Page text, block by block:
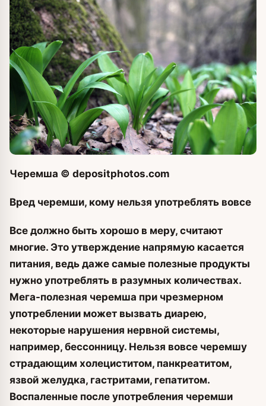
Черемша © depositphotos.com
Вред черемши, кому нельзя употреблять вовсе
Все должно быть хорошо в меру, считают
многие. Это утверждение напрямую касается
питания, ведь даже самые полезные продукты
нужно употреблять в разумных количествах.
Мега-полезная черемша при чрезмерном
употреблении может вызвать диарею,
некоторые нарушения нервной системы,
например, бессонницу. Нельзя вовсе черемшу
страдающим холециститом, панкреатитом,
язвой желудка, гастритами, гепатитом.
Воспаленные после употребления черемши